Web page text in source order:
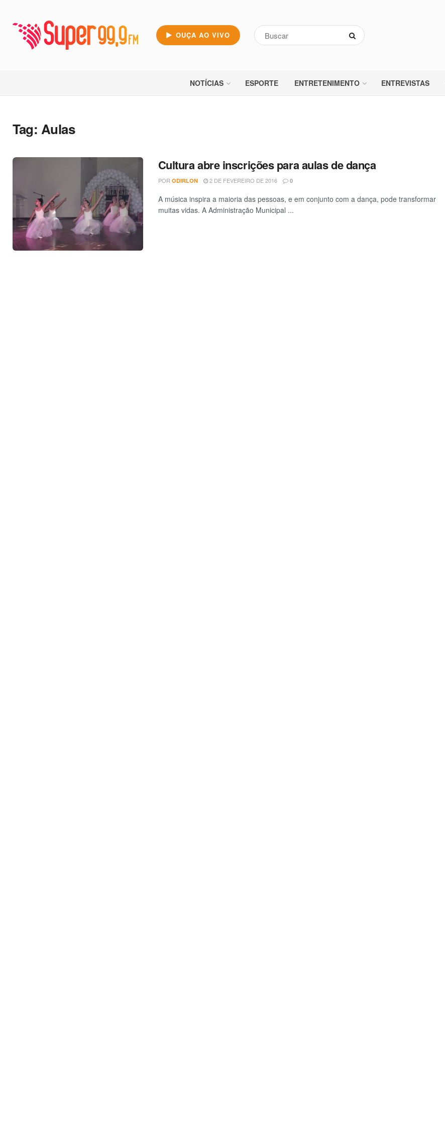
OUÇA AO VIVO
NOTÍCIAS ESPORTE ENTRETENIMENTO ENTREVISTAS
Tag: Aulas
Cultura abre inscrições para aulas de dança
POR ODIRLON 2 DE FEVEREIRO DE 2016 0
A música inspira a maioria das pessoas, e em conjunto com a dança, pode transformar
muitas vidas. A Administração Municipal ...